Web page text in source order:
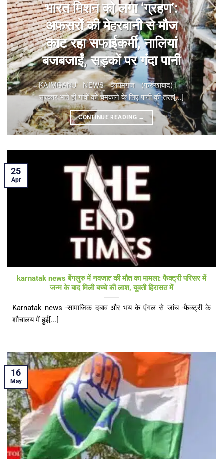
भारत मिशन को लगा ‘ग्रहण’:
अफसरों की मेहरबानी से मौज
काट रहा सफाईकर्मी, नालियां
बजबजाईं, सड़कों पर गंदा पानी
KAIMGANJ NEWS कायमगंज (फर्रुखाबाद)। ​
सरकार भले ही गांवों को चमकाने के लिए पानी की तरह[...]
CONTINUE READING →
karnatak news बेंगलुरु में नवजात की मौत का मामला: फैक्ट्री परिसर में
जन्म के बाद मिली बच्चे की लाश, युवती हिरासत में
Karnatak news -सामाजिक दबाव और भय के एंगल से जांच -फैक्ट्री के
शौचालय में हुई[...]
25
Apr
16
May